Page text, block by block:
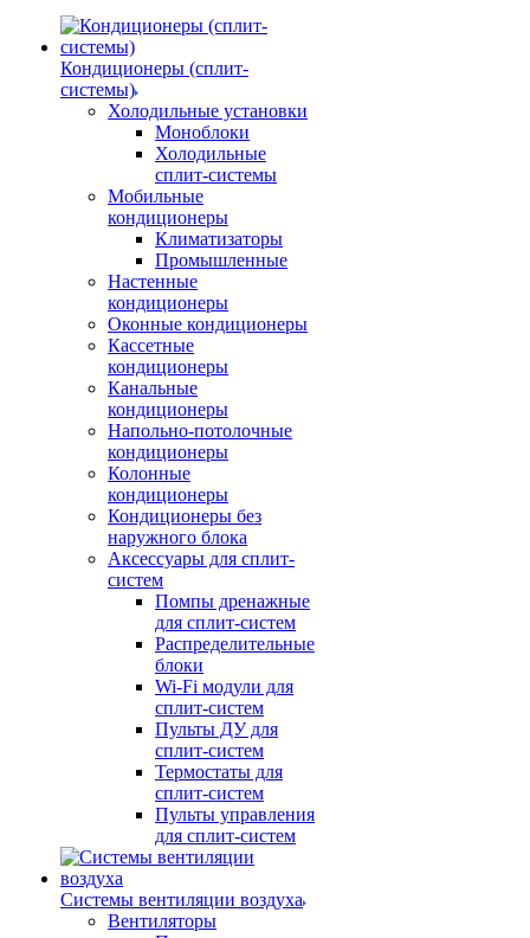
Кондиционеры (сплит-
системы)
Холодильные установки
Моноблоки
Холодильные
сплит-системы
Мобильные
кондиционеры
Климатизаторы
Промышленные
Настенные
кондиционеры
Оконные кондиционеры
Кассетные
кондиционеры
Канальные
кондиционеры
Напольно-потолочные
кондиционеры
Колонные
кондиционеры
Кондиционеры без
наружного блока
Аксессуары для сплит-
систем
Помпы дренажные
для сплит-систем
Распределительные
блоки
Wi-Fi модули для
сплит-систем
Пульты ДУ для
сплит-систем
Термостаты для
сплит-систем
Пульты управления
для сплит-систем
Системы вентиляции воздуха
Вентиляторы